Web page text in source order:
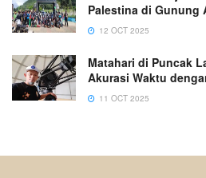
Palestina di Gunung
12 OCT 2025
Matahari di Puncak
Akurasi Waktu
11 OCT 2025